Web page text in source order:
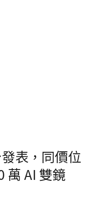
表，同價位
萬 AI 雙鏡